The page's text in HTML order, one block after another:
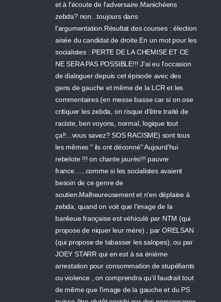
et à l'écoute de l'adversaire.Manichéens
zebda? non...toujours dans
l'argumentation.Résultat des courses : élection
aisée du candidat de droite.En un mot pour les
socialistes : PERTE DE LA CHEMISE ET CE
NE SERA PAS POSSIBLE!!! J'ai eu l'occasion
de dialoguer depuis cet épisode avec des
gens de gauche et même de la LCR et les
commentaires (en messe basse car si on ose
critiquer les zebda, on risque d'être traité de
raciste, ben voyons, normal, logique tout
ça!!...vous savez? SOS RACISME) sont tous
les mêmes " ils ont déconné" Aujourd'hui
rebelote !!! on chante jaurès!!! pauvre
france......comme si les socialistes avaient
besoin de ce genre de
soutien.Malheureusement et n'en déplaise à
zebda, quand on voit que l'image de la
banlieue française est véhiculé par NTM (qui
propose de niquer leur mère) , par ORELSAN
(qui propose de tabasser les salopes), ou par
JOEY STARR qui en est à sa énième
arrestation pour consommation de stupéfiants
ou violence , on comprendra qu'il faudrait tout
de même que l'image de la gauche et du PS